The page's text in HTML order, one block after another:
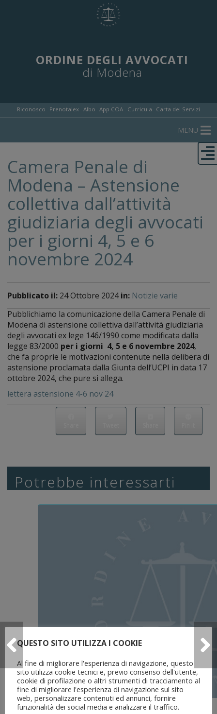
ORDINE DEGLI AVVOCATI
di Modena
Riconosco Prenotalex Albo App COA Curricula Carta dei Servizi
MENU
Camera Penale di
Modena – Astensione
collettiva dall’attività
giudiziaria degli avvocati
per i giorni 4, 5 e 6
novembre 2024
Pubblicato il: 24 Ottobre 2024in: Notizie varie
Pubblichiamo la comunicazione della Camera Penale di
Modena di astensione collettiva dall’attività giudiziaria
degli avvocati ex lege 146/1990 come modificata dalla
legge 83/2000 per i giorni 4, 5 e 6 novembre 2024,
che fa proprie le motivazioni contenute nella delibera di
astensione proclamata dalla Giunta dell’UCPI in data 17
ottobre 2024, che pure si allega.
lettera astensione 4-6 nov 24
Potrebbe interessarti
5 Agosto 2026
QUESTO SITO UTILIZZA I COOKIE
Al fine di migliorare l'esperienza di navigazione, questo
sito utilizza cookie tecnici e, previo consenso dell'utente,
cookie di profilazione o altri strumenti di tracciamento al
fine di migliorare l'esperienza di navigazione sul sito
web, personalizzare contenuti ed annunci, fornire
funzionalità dei social media e analizzare il traffico.